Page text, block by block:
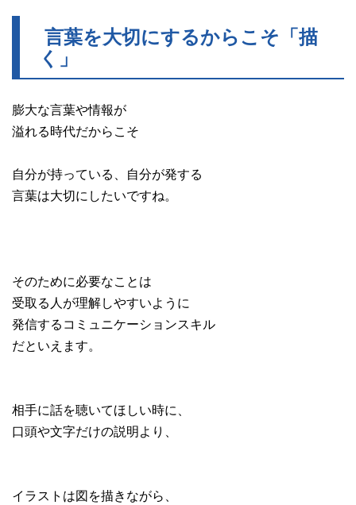
言葉を大切にするからこそ「描
く」
膨大な言葉や情報が
溢れる時代だからこそ
自分が持っている、自分が発する
言葉は大切にしたいですね。
そのために必要なことは
受取る人が理解しやすいように
発信するコミュニケーションスキル
だといえます。
相手に話を聴いてほしい時に、
口頭や文字だけの説明より、
イラストは図を描きながら、